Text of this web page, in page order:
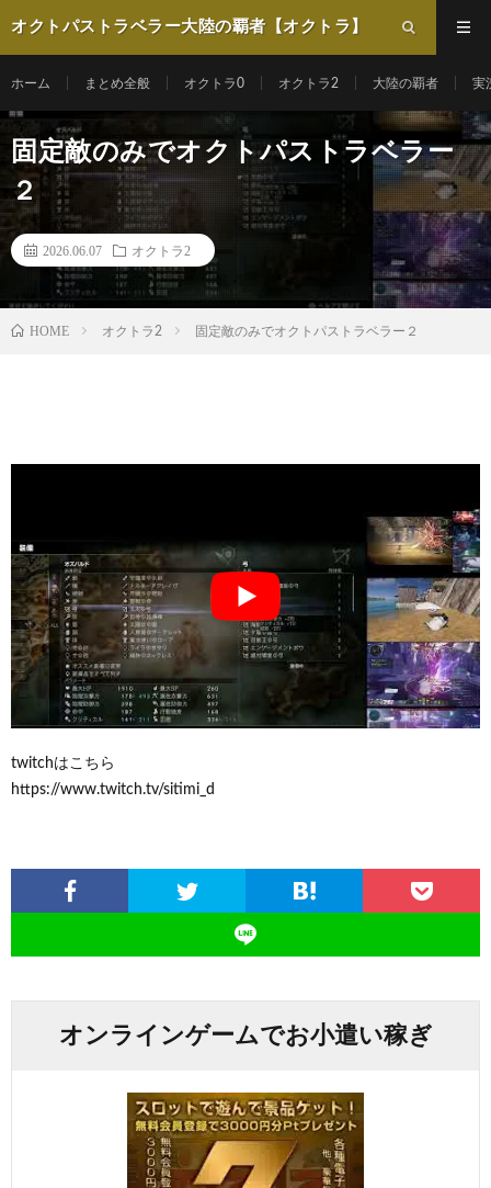
オクトパストラベラー大陸の覇者【オクトラ】
ホーム まとめ全般 オクトラ0 オクトラ2 大陸の覇者 実
固定敵のみでオクトパストラベラー
２
2026.06.07 オクトラ2
HOME オクトラ2 固定敵のみでオクトパストラベラー２
twitchはこちら
https://www.twitch.tv/sitimi_d
オンラインゲームでお小遣い稼ぎ